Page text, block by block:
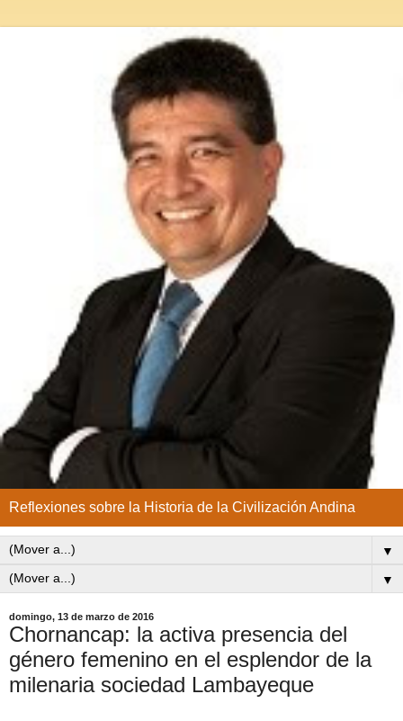
Reflexiones sobre la Historia de la Civilización Andina
▼
▼
domingo, 13 de marzo de 2016
Chornancap: la activa presencia del
género femenino en el esplendor de la
milenaria sociedad Lambayeque